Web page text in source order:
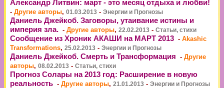
Александр Литвин: март - это месяц отдыха и любви!
- Другие авторы, 01.03.2013 - Энергии и Прогнозы
Даниель Джейкоб. Заговоры, утаивание истины и
империя зла. - Другие авторы, 22.02.2013 - Статьи, стихи
Сообщение из Хроник АКАШИ на МАРТ 2013 - Akashic
Transformations, 25.02.2013 - Энергии и Прогнозы
Даниель Джейкоб. Смерть и Трансформация - Другие
авторы, 08.02.2013 - Статьи, стихи
Прогноз Cолары на 2013 год: Расширение в новую
реальность - Другие авторы, 21.01.2013 - Энергии и Прогнозы